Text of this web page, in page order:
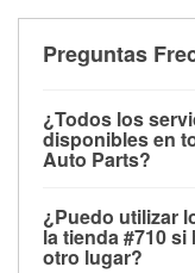
Preguntas
¿Todos los
disponibles en
Auto Parts?
las pruebas de
motor de
¿Puedo utilizar
la tienda #710
otro lugar?